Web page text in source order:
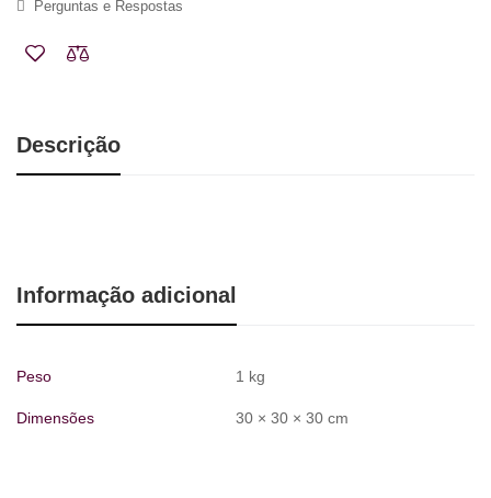
Perguntas e Respostas
Descrição
Informação adicional
Peso 1 kg
Dimensões 30 × 30 × 30 cm